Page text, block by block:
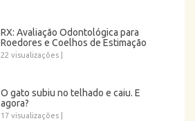
RX: Avaliação Odontológica para
Roedores e Coelhos de Estimação
22 visualizações
O gato subiu no telhado e caiu. E
agora?
17 visualizações